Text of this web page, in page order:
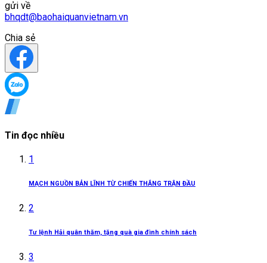
gửi về
bhqdt@baohaiquanvietnam.vn
Chia sẻ
Tin đọc nhiều
1
MẠCH NGUỒN BẢN LĨNH TỪ CHIẾN THẮNG TRẬN ĐẦU
2
Tư lệnh Hải quân thăm, tặng quà gia đình chính sách
3